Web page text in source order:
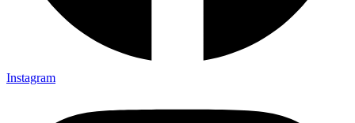
Instagram